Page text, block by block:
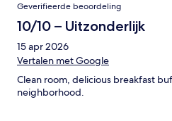
Geverifieerde beoordeling
10/10 – Uitzonderlijk
15 apr 2026
Vertalen met Google
Clean room, delicious breakfast
neighborhood.